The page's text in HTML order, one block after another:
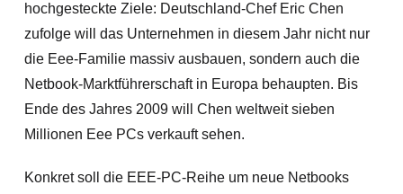
hochgesteckte Ziele: Deutschland-Chef Eric Chen
zufolge will das Unternehmen in diesem Jahr nicht nur
die Eee-Familie massiv ausbauen, sondern auch die
Netbook-Marktführerschaft in Europa behaupten. Bis
Ende des Jahres 2009 will Chen weltweit sieben
Millionen Eee PCs verkauft sehen.
Konkret soll die EEE-PC-Reihe um neue Netbooks